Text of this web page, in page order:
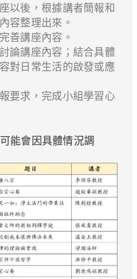
以後，根據講者簡報和
容整理出來。
善講座內容。
論講座內容；結合具體
對日常生活的啟發或應
要求，完成小組學習心
能會因具體情況調